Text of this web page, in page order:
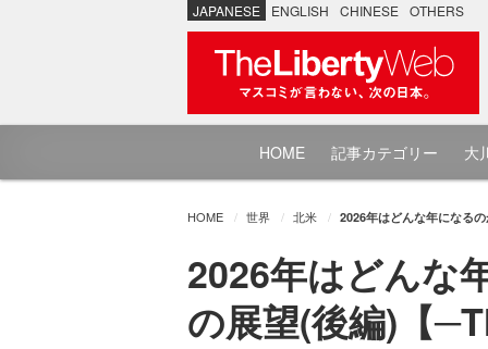
JAPANESE ENGLISH CHINESE OTHERS
HOME 記事カテゴリー 大
HOME 世界 北米 2026年はどんな年になる
2026年はどんな
の展望(後編)【